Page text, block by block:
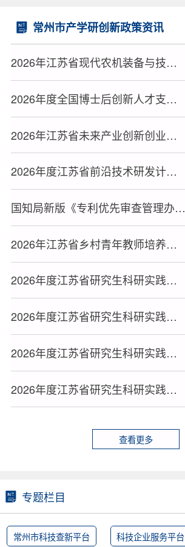
常州市产学研创新政策资讯
2026年江苏省现代农机装备与技术推广项目拟立项计划名单公布
2026年度全国博士后创新人才支持计划获选人员名单公布
2026年江苏省未来产业创新创业大赛拟获奖名单公布
2026年度江苏省前沿技术研发计划拟立项项目名单公布(共80项)
国知局新版《专利优先审查管理办法》2026年9月1日起施行
2026年江苏省乡村青年教师培养支持计划人选名单公布
2026年度江苏省研究生科研实践创新计划拟立项项目名单公布（二十五）
2026年度江苏省研究生科研实践创新计划拟立项项目名单公布（二十四）
2026年度江苏省研究生科研实践创新计划拟立项项目名单公布（二十三）
2026年度江苏省研究生科研实践创新计划拟立项项目名单公布（二十二）
查看更多
专题栏目
常州市科技查新平台 科技企业服务平台